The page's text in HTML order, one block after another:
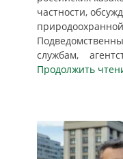
частности,
службам,
Продолжить